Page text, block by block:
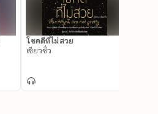
โชคดีที่ไม่สวย
เซียวชั่ว